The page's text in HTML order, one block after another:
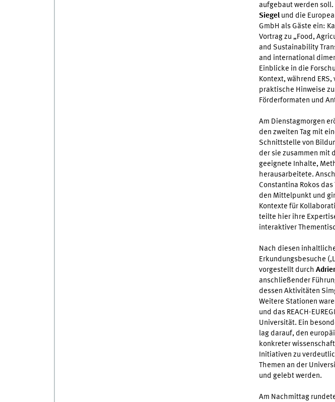
aufgebaut werden
Siegelund die
GmbH als Gäste ein:
Vortrag zu „Food,
and Sustainability
and international
Einblicke in die
Kontext, während
praktische Hinweise
Förderformaten und
Am Dienstagmorgen
den zweiten Tag mit
Schnittstelle von
der sie zusammen mit
geeignete Inhalte,
herausarbeitete.
Constantina Rokos
den Mittelpunkt und
Kontexte für
teilte hier ihre
interaktiver
Nach diesen
Erkundungsbesuche
vorgestellt durch
anschließender
dessen Aktivitäten
Weitere Stationen
und das REACH-
Universität. Ein
lag darauf, den
konkreter
Initiativen zu
Themen an der
und gelebt werden.
Am Nachmittag